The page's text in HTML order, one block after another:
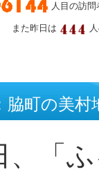
人目の訪
また昨日は
町の美村
、「